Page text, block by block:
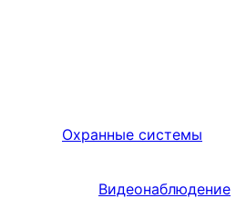
Охранные системы
Видеонаблюдение